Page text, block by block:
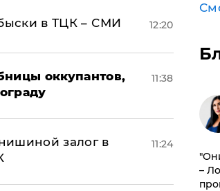
в ТЦК – СМИ 12:20
оккупантов,
11:38
залог в
11:24
–